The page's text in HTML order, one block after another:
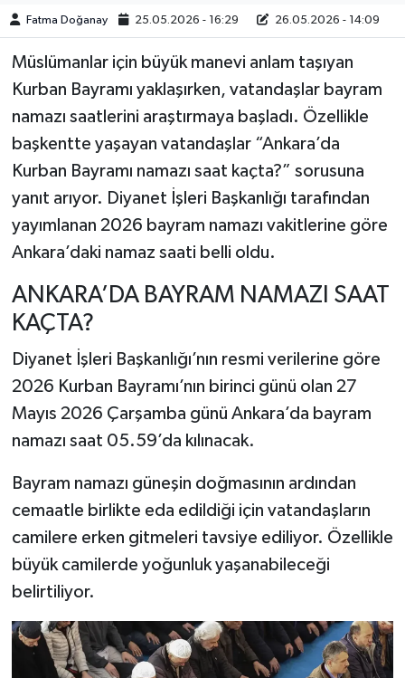
Fatma Doğanay 25.05.2026 - 16:29 26.05.2026 - 14:09
Müslümanlar için büyük manevi anlam taşıyan
Kurban Bayramı yaklaşırken, vatandaşlar bayram
namazı saatlerini araştırmaya başladı. Özellikle
başkentte yaşayan vatandaşlar “Ankara’da
Kurban Bayramı namazı saat kaçta?” sorusuna
yanıt arıyor. Diyanet İşleri Başkanlığı tarafından
yayımlanan 2026 bayram namazı vakitlerine göre
Ankara’daki namaz saati belli oldu.
ANKARA’DA BAYRAM NAMAZI SAAT
KAÇTA?
Diyanet İşleri Başkanlığı’nın resmi verilerine göre
2026 Kurban Bayramı’nın birinci günü olan 27
Mayıs 2026 Çarşamba günü Ankara’da bayram
namazı saat 05.59’da kılınacak.
Bayram namazı güneşin doğmasının ardından
cemaatle birlikte eda edildiği için vatandaşların
camilere erken gitmeleri tavsiye ediliyor. Özellikle
büyük camilerde yoğunluk yaşanabileceği
belirtiliyor.